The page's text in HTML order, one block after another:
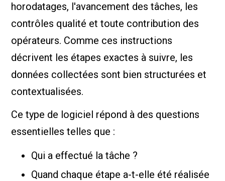
horodatages, l'avancement des tâches, les
contrôles qualité et toute contribution des
opérateurs. Comme ces instructions
décrivent les étapes exactes à suivre, les
données collectées sont bien structurées et
contextualisées.
Ce type de logiciel répond à des questions
essentielles telles que :
Qui a effectué la tâche ?
Quand chaque étape a-t-elle été réalisée